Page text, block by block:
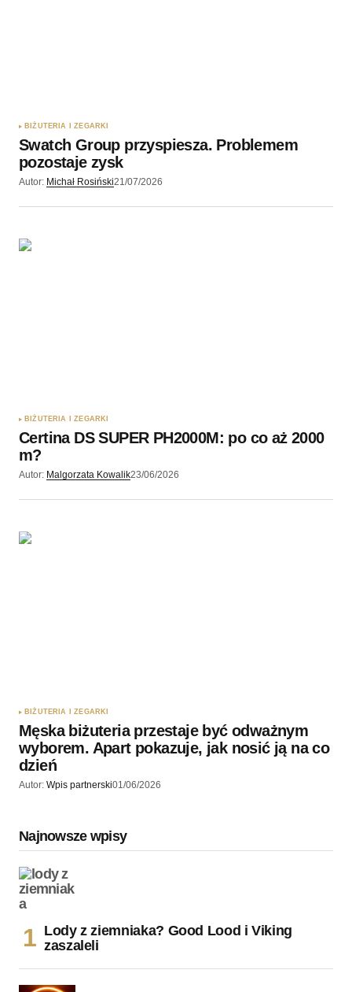
BIŻUTERIA I ZEGARKI
Swatch Group przyspiesza. Problemem
pozostaje zysk
Autor: Michał Rosiński21/07/2026
BIŻUTERIA I ZEGARKI
Certina DS SUPER PH2000M: po co aż 2000
m?
Autor: Malgorzata Kowalik23/06/2026
BIŻUTERIA I ZEGARKI
Męska biżuteria przestaje być odważnym
wyborem. Apart pokazuje, jak nosić ją na co
dzień
Autor: Wpis partnerski01/06/2026
Najnowsze wpisy
Lody z ziemniaka? Good Lood i Viking
zaszaleli